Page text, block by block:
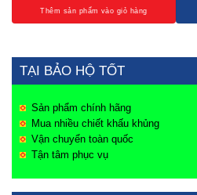
TẠI BẢO HỘ TỐT
Sản phẩm chính hãng
Mua nhiều chiết khấu khủng
Vận chuyển toàn quốc
Tận tâm phục vụ